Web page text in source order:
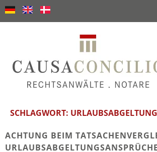
SCHLAGWORT:
ACHTUNG BEIM
URLAUBSABGELTUNGSANSPRÜCHE